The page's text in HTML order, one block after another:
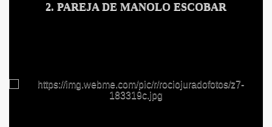
2. PAREJA DE MANOLO ESCOBAR